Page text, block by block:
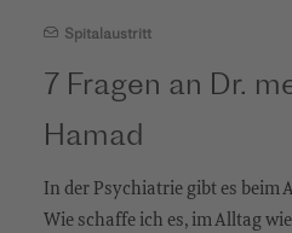
Spitalaustritt
7 Fragen an Dr.
Hamad
In der Psychiatrie gibt es
Wie schaffe ich es, im Alltag